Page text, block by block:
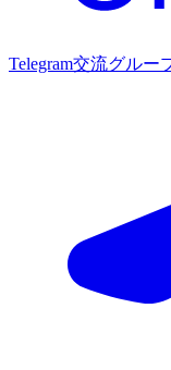
Telegram交流グルー